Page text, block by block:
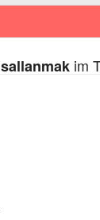
sallanmakim